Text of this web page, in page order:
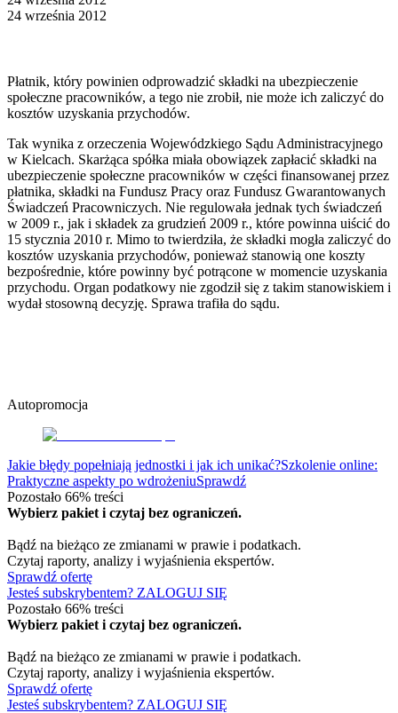
24 września 2012
Płatnik, który powinien odprowadzić składki na ubezpieczenie
społeczne pracowników, a tego nie zrobił, nie może ich zaliczyć do
kosztów uzyskania przychodów.
Tak wynika z orzeczenia Wojewódzkiego Sądu Administracyjnego
w Kielcach. Skarżąca spółka miała obowiązek zapłacić składki na
ubezpieczenie społeczne pracowników w części finansowanej przez
płatnika, składki na Fundusz Pracy oraz Fundusz Gwarantowanych
Świadczeń Pracowniczych. Nie regulowała jednak tych świadczeń
w 2009 r., jak i składek za grudzień 2009 r., które powinna uiścić do
15 stycznia 2010 r. Mimo to twierdziła, że składki mogła zaliczyć do
kosztów uzyskania przychodów, ponieważ stanowią one koszty
bezpośrednie, które powinny być potrącone w momencie uzyskania
przychodu. Organ podatkowy nie zgodził się z takim stanowiskiem i
wydał stosowną decyzję. Sprawa trafiła do sądu.
Autopromocja
Jakie błędy popełniają jednostki i jak ich unikać?Szkolenie online:
Praktyczne aspekty po wdrożeniuSprawdź
Pozostało 66% treści
Wybierz pakiet i czytaj bez ograniczeń.
Bądź na bieżąco ze zmianami w prawie i podatkach.
Czytaj raporty, analizy i wyjaśnienia ekspertów.
Sprawdź ofertę
Jesteś subskrybentem? ZALOGUJ SIĘ
Pozostało 66% treści
Wybierz pakiet i czytaj bez ograniczeń.
Bądź na bieżąco ze zmianami w prawie i podatkach.
Czytaj raporty, analizy i wyjaśnienia ekspertów.
Sprawdź ofertę
Jesteś subskrybentem? ZALOGUJ SIĘ